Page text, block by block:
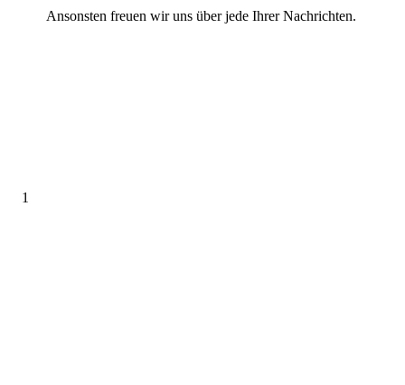
Ansonsten freuen wir uns über jede Ihrer Nachrichten.
1